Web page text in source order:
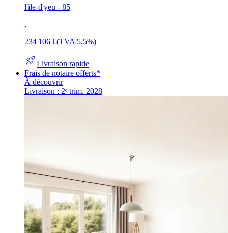
l'île-d'yeu - 85
,
234 106 €(TVA 5,5%)
rocket_launchLivraison rapide
Frais de notaire offerts*
À découvrir
Livraison : 2ᵉ trim. 2028